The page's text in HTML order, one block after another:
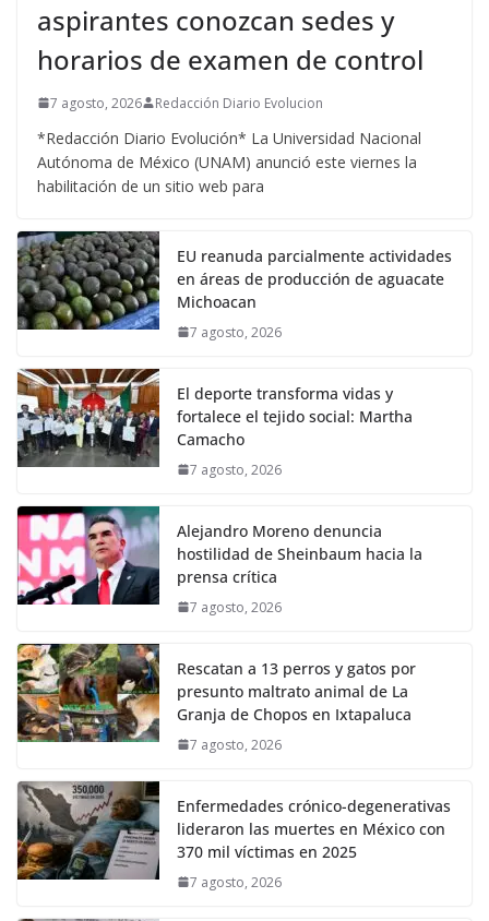
aspirantes conozcan sedes y
horarios de examen de control
7 agosto, 2026 Redacción Diario Evolucion
*Redacción Diario Evolución* La Universidad Nacional
Autónoma de México (UNAM) anunció este viernes la
habilitación de un sitio web para
EU reanuda parcialmente actividades
en áreas de producción de aguacate
Michoacan
7 agosto, 2026
El deporte transforma vidas y
fortalece el tejido social: Martha
Camacho
7 agosto, 2026
Alejandro Moreno denuncia
hostilidad de Sheinbaum hacia la
prensa crítica
7 agosto, 2026
Rescatan a 13 perros y gatos por
presunto maltrato animal de La
Granja de Chopos en Ixtapaluca
7 agosto, 2026
Enfermedades crónico-degenerativas
lideraron las muertes en México con
370 mil víctimas en 2025
7 agosto, 2026